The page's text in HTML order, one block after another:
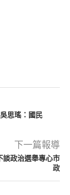
思瑤：國民
下一篇報導
政治選舉專心市
政